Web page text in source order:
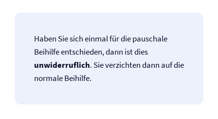
Haben Sie sich einmal für die pauschale
Beihilfe entschieden, dann ist dies
unwiderruflich. Sie verzichten dann auf die
normale Beihilfe.